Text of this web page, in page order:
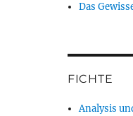
Das
FICHTE
Analysis